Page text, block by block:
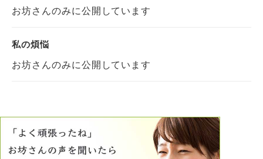
お坊さんのみに公開しています
私の煩悩
お坊さんのみに公開しています